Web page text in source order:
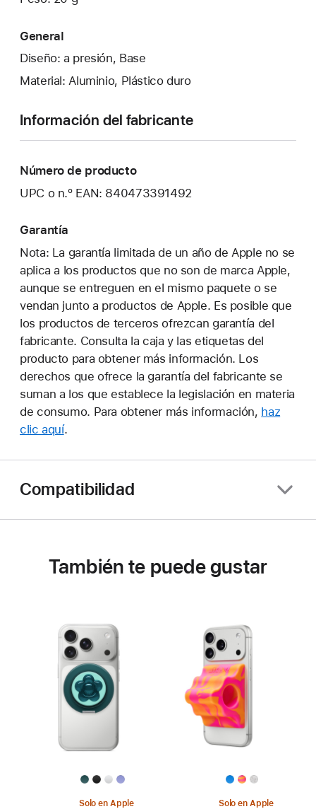
General
Diseño: a presión, Base
Material: Aluminio, Plástico duro
Información del fabricante
Número de producto
UPC o n.º EAN: 840473391492
Garantía
Nota: La garantía limitada de un año de Apple no se
aplica a los productos que no son de marca Apple,
aunque se entreguen en el mismo paquete o se
vendan junto a productos de Apple. Es posible que
los productos de terceros ofrezcan garantía del
fabricante. Consulta la caja y las etiquetas del
producto para obtener más información. Los
derechos que ofrece la garantía del fabricante se
suman a los que establece la legislación en materia
de consumo. Para obtener más información, haz
clic aquí.
Compatibilidad
También te puede gustar
Solo en Apple Solo en Apple